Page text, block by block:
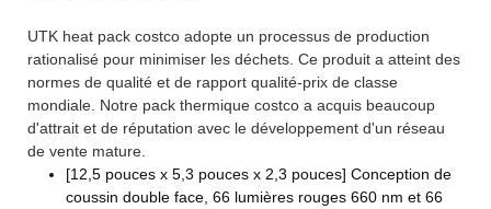
UTK heat pack costco adopte un processus de production
rationalisé pour minimiser les déchets. Ce produit a atteint des
normes de qualité et de rapport qualité-prix de classe
mondiale. Notre pack thermique costco a acquis beaucoup
d'attrait et de réputation avec le développement d'un réseau
de vente mature.
[12,5 pouces x 5,3 pouces x 2,3 pouces] Conception de
coussin double face, 66 lumières rouges 660 nm et 66